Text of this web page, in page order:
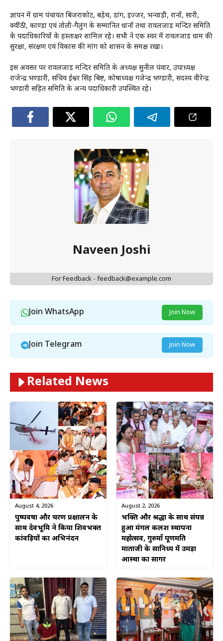
ज्ञापन में ग्राम पंचायत बिजराकोट, बड़ेथ, डांग, इज्जर, भन्वाड़ी, रानों, सारी,
क्वींठी, काण्डा एवं तोली-गैलुंग के सम्मानित प्रधानों तथा रावलजाड मन्दिर समिति
के पदाधिकारियों के हस्ताक्षर शामिल रहे। सभी ने एक स्वर में रावलजाड धाम की
सुरक्षा, संरक्षण एवं विकास की मांग को प्रशासन के समक्ष रखा।
इस अवसर पर रावलजाड मन्दिर समिति के अध्यक्ष सुनील पंवार, उपाध्यक्ष
राजेन्द्र भण्डारी, सचिव ईश्वर सिंह बिष्ट, कोषाध्यक्ष गजेन्द्र भण्डारी, सदस्य वीरेन्द्र
भण्डारी सहित समिति के अन्य पदाधिकारी उपस्थित रहे।
Naveen Joshi
For Feedback - feedback@example.com
Join WhatsApp Join Now
Join Telegram Join Now
Related News
August 4, 2026
पुष्पवर्षा और चरण प्रक्षालन के
साथ देवभूमि ने किया शिवभक्त
कांवड़ियों का अभिनंदन
August 2, 2026
भक्ति और श्रद्धा के साथ संपन्न
हुआ मंगल कलश स्थापना
महोत्सव, गुरुमाँ पूर्णमति
माताजी के सानिध्य में उमड़ा
आस्था का सागर